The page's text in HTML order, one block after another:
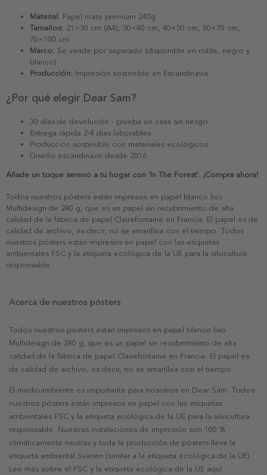
Material: Papel mate premium 240g
Tamaños: 21×30 cm (A4), 30×40 cm, 40×50 cm, 50×70 cm,
70×100 cm
Marco: Se vende por separado (disponible en roble, negro y
blanco)
Producción: Impresión sostenible en Escandinavia
¿Por qué elegir Dear Sam?
30 días de devolución - prueba en casa sin riesgo
Entrega rápida 2-4 días laborables
Producción sostenible con materiales ecológicos
Diseño escandinavo desde 2016
Añade un toque sereno a tu hogar con 'In The Forest'. ¡Compra ahora!
Todos nuestros pósters están impresos en papel blanco liso
Multidesign de 240 g, que es un papel sin recubrimiento de alta
calidad de la fábrica de papel Clairefontaine en Francia. El papel es de
calidad de archivo, es decir, no se amarillea con el tiempo. Todos
nuestros pósters están impresos en papel con las etiquetas
ambientales FSC y la etiqueta ecológica de la UE para la silvicultura
responsable.
Acerca de nuestros pósters
Todos nuestros pósters están impresos en papel blanco liso
Multidesign de 240 g, que es un papel sin recubrimiento de alta
calidad de la fábrica de papel Clairefontaine en Francia. El papel es
de calidad de archivo, es decir, no se amarillea con el tiempo.
El medioambiente es importante para nosotros en Dear Sam. Todos
nuestros pósters están impresos en papel con las etiquetas
ambientales FSC y la etiqueta ecológica de la UE para la silvicultura
responsable. Nuestras instalaciones de impresión son 100 %
climáticamente neutras y toda la producción de pósters lleva la
etiqueta ambiental Svanen (similar a la etiqueta ecológica de la UE).
Lee más sobre el FSC y la etiqueta ecológica de la UE aquí.